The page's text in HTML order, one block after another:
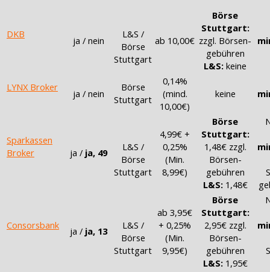
DKB
ja / nein
L&S /
Börse
Stuttgart
ab 10,00€
Börse
Stuttgart:
zzgl. Börsen-
gebühren
L&S: keine
LYNX Broker
ja / nein
Börse
Stuttgart
0,14%
(mind.
10,00€)
keine
Sparkassen
Broker
ja / ja, 49
L&S /
Börse
Stuttgart
4,99€ +
0,25%
(Min.
8,99€)
Börse
Stuttgart:
1,48€ zzgl.
Börsen-
gebühren
L&S:1,48€
Consorsbank ja / ja, 13
L&S /
Börse
Stuttgart
ab 3,95€
+ 0,25%
(Min.
9,95€)
Börse
Stuttgart:
2,95€ zzgl.
Börsen-
gebühren
L&S:1,95€